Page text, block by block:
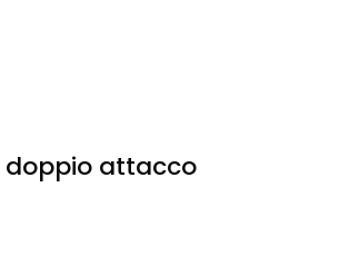
doppio attacco